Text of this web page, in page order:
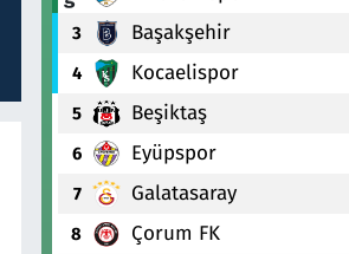
3 Başakşehir
4 Kocaelispor
5 Beşiktaş
6 Eyüpspor
7 Galatasaray
8 Çorum FK